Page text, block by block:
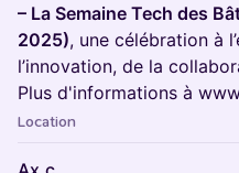
– La Semaine Tech des
2025), une célébration à
l’innovation, de la
Plus d'informations à
Location